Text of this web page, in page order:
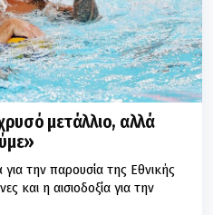
μετάλλιο, αλλά
την παρουσία της Εθνικής
και η αισιοδοξία για την